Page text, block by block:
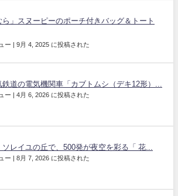
ら」スヌーピーのポーチ付きバッグ＆トート
ー | 9月 4, 2025 に投稿された
鉄道の電気機関車「カブトムシ（デキ12形）...
ー | 4月 6, 2026 に投稿された
ソレイユの丘で、500発が夜空を彩る「 花...
ー | 8月 7, 2026 に投稿された